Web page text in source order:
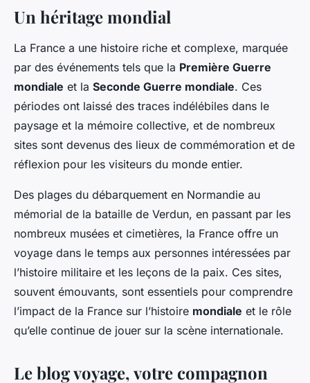
Un héritage mondial
La France a une histoire riche et complexe, marquée
par des événements tels que la Première Guerre
mondiale et la Seconde Guerre mondiale. Ces
périodes ont laissé des traces indélébiles dans le
paysage et la mémoire collective, et de nombreux
sites sont devenus des lieux de commémoration et de
réflexion pour les visiteurs du monde entier.
Des plages du débarquement en Normandie au
mémorial de la bataille de Verdun, en passant par les
nombreux musées et cimetières, la France offre un
voyage dans le temps aux personnes intéressées par
l’histoire militaire et les leçons de la paix. Ces sites,
souvent émouvants, sont essentiels pour comprendre
l’impact de la France sur l’histoire mondiale et le rôle
qu’elle continue de jouer sur la scène internationale.
Le blog voyage, votre compagnon